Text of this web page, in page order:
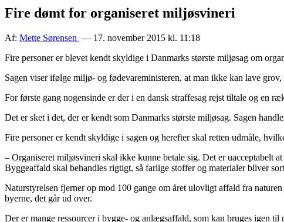
Fire dømt for organiseret miljøsvineri
Af: Mette Sørensen — 17. november 2015 kl. 11:18
Fire personer er blevet kendt skyldige i Danmarks største miljøsag om
Sagen viser ifølge miljø- og fødevareministeren, at man ikke kan lave
For første gang nogensinde er der i en dansk straffesag rejst tiltale og en
Det er sket i det, der er kendt som Danmarks største miljøsag. Sagen
Fire personer er kendt skyldige i sagen og herefter skal retten udmåle,
– Organiseret miljøsvineri skal ikke kunne betale sig. Det er uacceptabelt
Byggeaffald skal behandles rigtigt, så farlige stoffer og materialer bliver
Naturstyrelsen fjerner op mod 100 gange om året ulovligt affald fra
byerne, det går ud over.
Der er mange ressourcer i bygge- og anlægsaffald, som kan bruges igen